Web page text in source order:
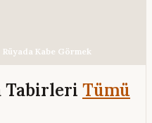
Rüyada Kabe Görmek
Tabirleri Tümü